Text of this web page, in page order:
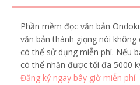
Phần mềm đọc văn bản
văn bản thành giọng nói
có thể sử dụng miễn phí. Nếu
có thể nhận được tối đa 5000
Đăng ký ngay bây giờ miễn phí